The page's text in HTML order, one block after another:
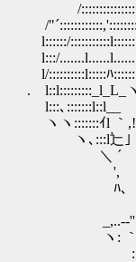
/
/
l::::::/
l:::/
l/::::::::::l:::::ﾊ
. l::l:::::::::_l_L_
l:::､:::::::l::l__
ヽヽ:::::::ｲl
ヽ､:::l辷｣
＼ ´ , l:::/
', l/,.
ﾊ､ ー
｀ヽ､
_,..-‐''´: ._ｰ
ヽ: ｀-､'´: : :
ゝ: : :l: : : :